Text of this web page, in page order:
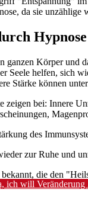
da sie unzählige
ganzen Körper und
Seele helfen, sich
Stärke können
zeigen bei: Innere
des
zur Ruhe und
die den
ich will Veränderung